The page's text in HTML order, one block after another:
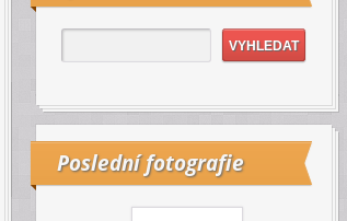
Poslední fotografie